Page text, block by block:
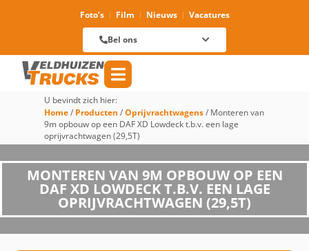
Foto’s Film Nieuws Vacatures
Bel ons
U bevindt zich hier:
Home/ Producten /Oprijvrachtwagens/ Monteren van
9m opbouw op een DAF XD Lowdeck t.b.v. een lage
oprijvrachtwagen (29,5T)
MONTEREN VAN 9M OPBOUW OP EEN
DAF XD LOWDECK T.B.V. EEN LAGE
OPRIJVRACHTWAGEN (29,5T)